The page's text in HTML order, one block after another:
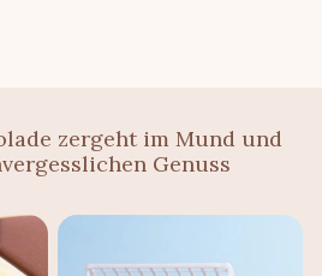
zergeht im Mund und
Genuss